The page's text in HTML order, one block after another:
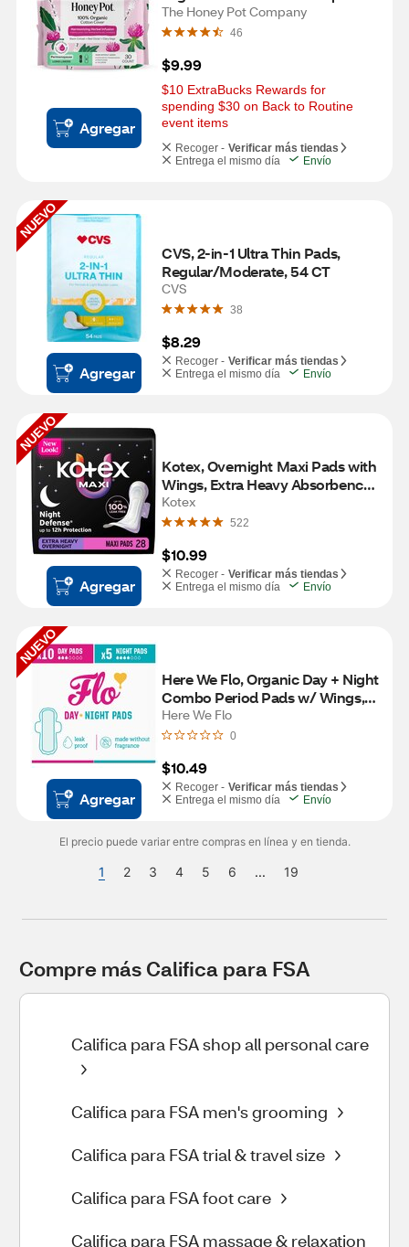
Agregar
Liners, Herbal Infusion, Long, 30
CT
The Honey Pot Company
46
$9.99
$10 ExtraBucks Rewards for
spending $30 on Back to Routine
event items
Recoger - Verificar más tiendas
Entrega el mismo día
Envío
NUEVO
Agregar
CVS, 2-in-1 Ultra Thin Pads,
Regular/Moderate, 54 CT
CVS
38
$8.29
Recoger - Verificar más tiendas
Entrega el mismo día
Envío
NUEVO
Agregar
Kotex, Overnight Maxi Pads with
Wings, Extra Heavy Absorbency,
28 CT
Kotex
522
$10.99
Recoger - Verificar más tiendas
Entrega el mismo día
Envío
NUEVO
Agregar
Here We Flo, Organic Day + Night
Combo Period Pads w/ Wings,
15 CT
Here We Flo
0
$10.49
Recoger - Verificar más tiendas
Entrega el mismo día
Envío
El precio puede variar entre compras en línea y en tienda.
1 2 3 4 5 6 ... 19
Compre más Califica para FSA
Califica para FSA shop all personal care
Califica para FSA men's grooming
Califica para FSA trial & travel size
Califica para FSA foot care
Califica para FSA massage & relaxation